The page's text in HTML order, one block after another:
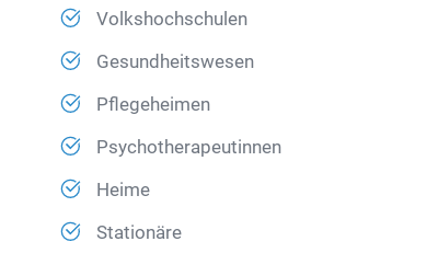
Volkshochschulen
Gesundheitswesen
Pflegeheimen
Psychotherapeutinnen
Heime
Stationäre